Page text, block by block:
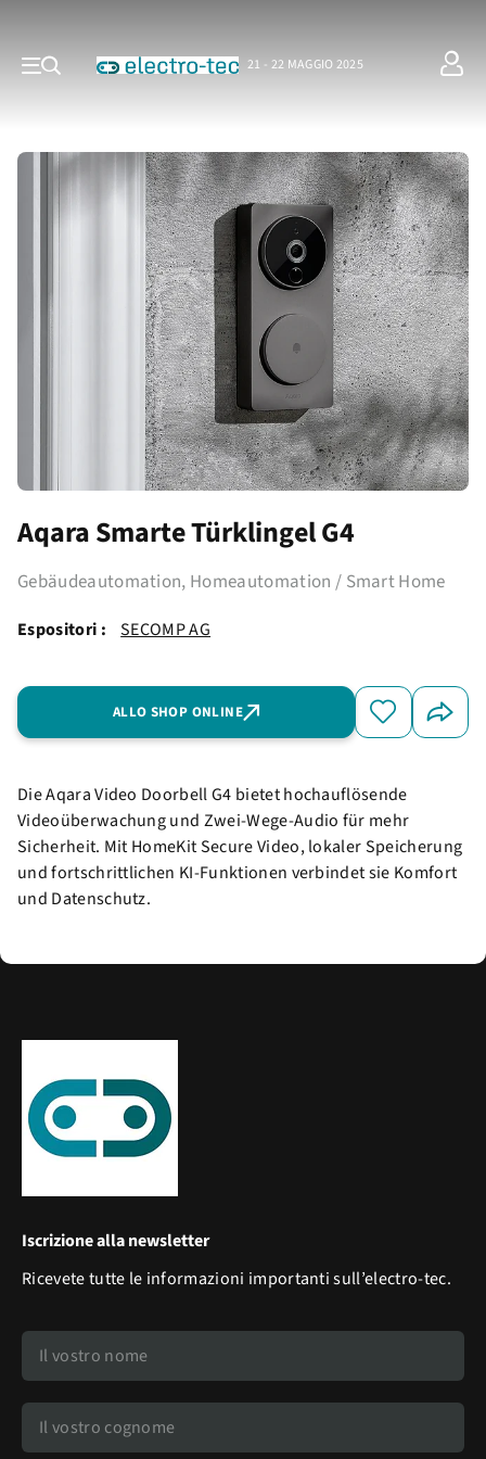
21 - 22 MAGGIO 2025
Aqara Smarte Türklingel G4
Gebäudeautomation, Homeautomation / Smart Home
Espositori : SECOMP AG
ALLO SHOP ONLINE
Die Aqara Video Doorbell G4 bietet hochauflösende
Videoüberwachung und Zwei-Wege-Audio für mehr
Sicherheit. Mit HomeKit Secure Video, lokaler Speicherung
und fortschrittlichen KI-Funktionen verbindet sie Komfort
und Datenschutz.
Iscrizione alla newsletter
Ricevete tutte le informazioni importanti sull’electro-tec.